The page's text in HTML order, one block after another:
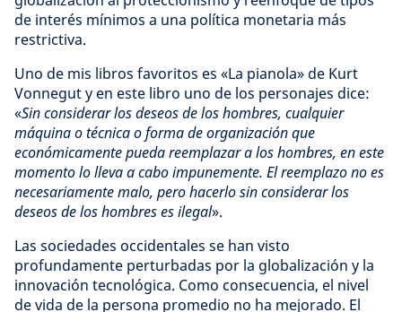
de interés mínimos a una política monetaria más
restrictiva.
Uno de mis libros favoritos es «La pianola» de Kurt
Vonnegut y en este libro uno de los personajes dice:
«Sin considerar los deseos de los hombres, cualquier
máquina o técnica o forma de organización que
económicamente pueda reemplazar a los hombres, en este
momento lo lleva a cabo impunemente. El reemplazo no es
necesariamente malo, pero hacerlo sin considerar los
deseos de los hombres es ilegal».
Las sociedades occidentales se han visto
profundamente perturbadas por la globalización y la
innovación tecnológica. Como consecuencia, el nivel
de vida de la persona promedio no ha mejorado. El